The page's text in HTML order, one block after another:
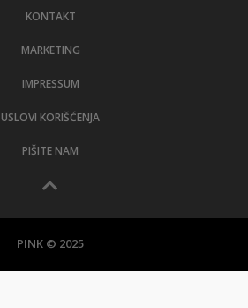
KONTAKT
MARKETING
IMPRESSUM
USLOVI KORIŠĆENJA
PIŠITE NAM
PINK © 2025